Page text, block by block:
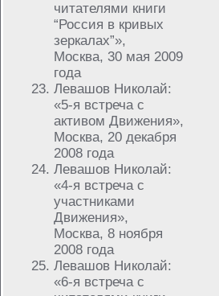
читателями книги
“Россия в кривых
зеркалах”»,
Москва, 30 мая 2009
года
Левашов Николай:
«5-я встреча с
активом Движения»,
Москва, 20 декабря
2008 года
Левашов Николай:
«4-я встреча с
участниками
Движения»,
Москва, 8 ноября
2008 года
Левашов Николай:
«6-я встреча с